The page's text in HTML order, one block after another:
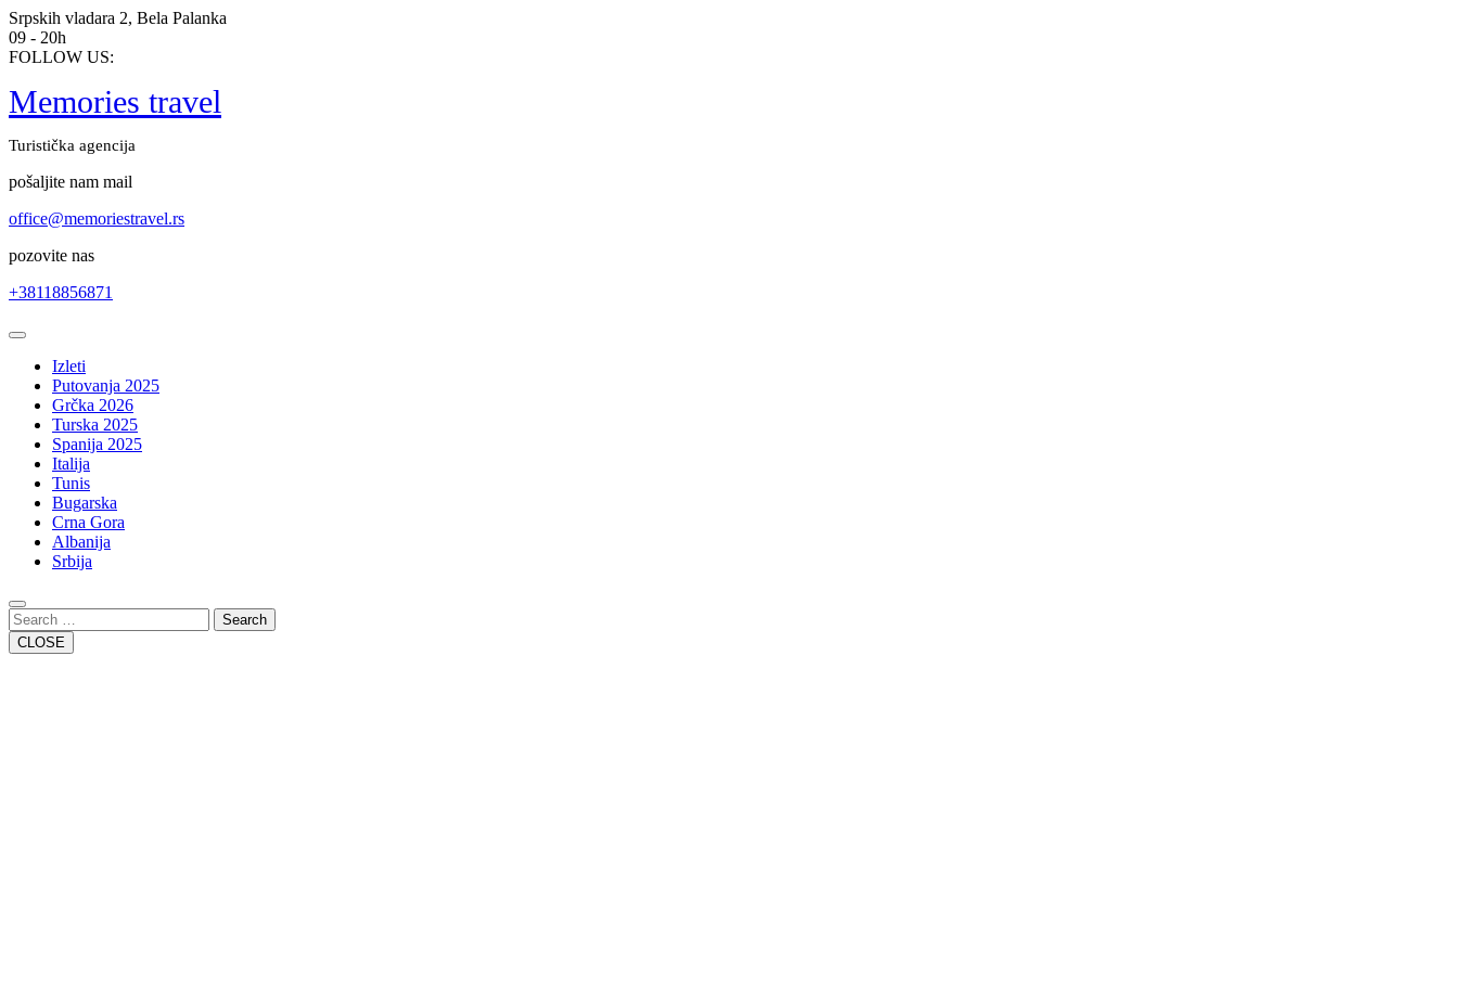
Skip
to
content
Srpskih vladara 2, Bela Palanka
09 - 20h
FOLLOW US:
Memories travel
Turistička agencija
pošaljite nam mail
office@memoriestravel.rs
pozovite nas
+38118856871
Open
ButtonIzleti
Putovanja 2025
Grčka 2026
Turska 2025
Spanija 2025
Italija
Tunis
Bugarska
Crna Gora
Albanija
Srbija
Close
Button
Search
CLOSE